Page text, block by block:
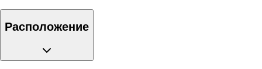
Расположение